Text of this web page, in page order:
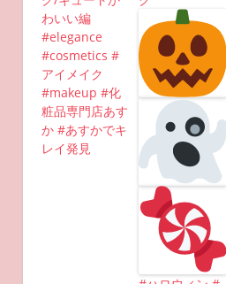
わいい編
#elegance
#cosmetics #
アイメイク
#makeup #化
粧品専門店あす
か #あすかでキ
レイ発見